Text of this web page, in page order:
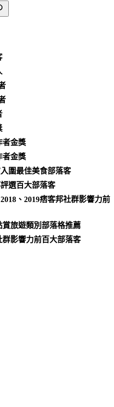
者金獎
者金獎
圍最佳美食部落客
選百大部落客
、2019痞客邦社群影響力前
賞旅遊類別部落格推薦
群影響力前百大部落客